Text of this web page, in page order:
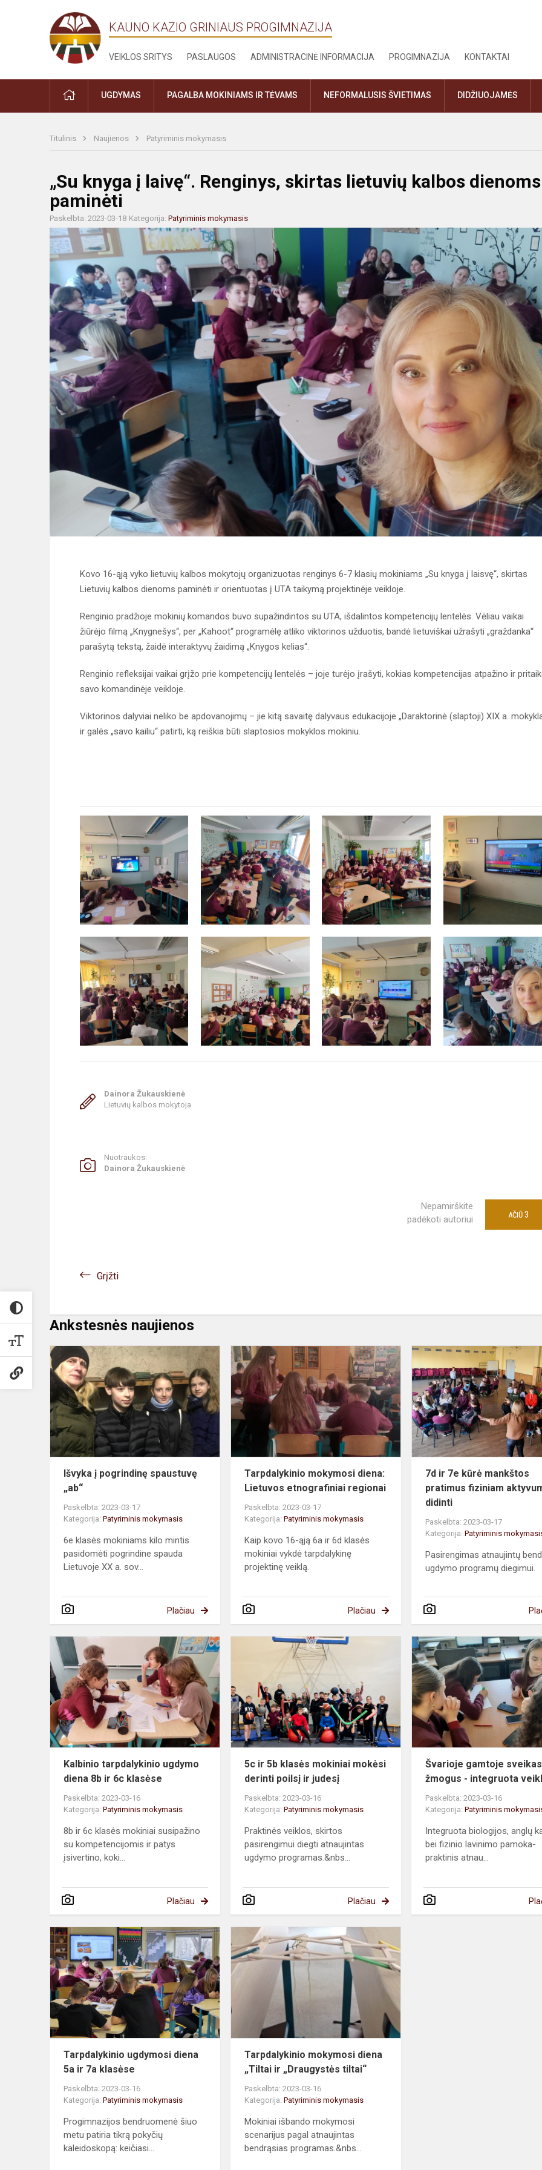
KAUNO KAZIO GRINIAUS PROGIMNAZIJA
VEIKLOS SRITYS PASLAUGOS ADMINISTRACINĖ INFORMACIJA PROGIMNAZIJA KONTAKTAI
PRADŽIAUGDYMAS PAGALBA MOKINIAMS IR TĖVAMS NEFORMALUSIS ŠVIETIMAS DIDŽIUOJAMĖS
Titulinis Naujienos Patyriminis mokymasis
„Su knyga į laivę“. Renginys, skirtas lietuvių kalbos dienoms
paminėti
Paskelbta: 2023-03-18 Kategorija: Patyriminis mokymasis
Kovo 16-ąją vyko lietuvių kalbos mokytojų organizuotas renginys 6-7 klasių mokiniams „Su knyga į laisvę“, skirtas
Lietuvių kalbos dienoms paminėti ir orientuotas į UTA taikymą projektinėje veikloje.
Renginio pradžioje mokinių komandos buvo supažindintos su UTA, išdalintos kompetencijų lentelės. Vėliau vaikai
žiūrėjo filmą „Knygnešys“, per „Kahoot“ programėlę atliko viktorinos užduotis, bandė lietuviškai užrašyti „graždanka“
parašytą tekstą, žaidė interaktyvų žaidimą „Knygos kelias“.
Renginio refleksijai vaikai grįžo prie kompetencijų lentelės – joje turėjo įrašyti, kokias kompetencijas atpažino ir
savo komandinėje veikloje.
Viktorinos dalyviai neliko be apdovanojimų – jie kitą savaitę dalyvaus edukacijoje „Daraktorinė (slaptoji) XIX a.
ir galės „savo kailiu“ patirti, ką reiškia būti slaptosios mokyklos mokiniu.
Dainora Žukauskienė
Lietuvių kalbos mokytoja
Nuotraukos:
Dainora Žukauskienė
Nepamirškite
padėkoti autoriui
AČIŪ 3
Grįžti
Ankstesnės naujienos
Išvyka
pogrindinę
spaustuvę
„ab“
Išvyka į pogrindinę spaustuvę
„ab“
Paskelbta: 2023-03-17
Kategorija: Patyriminis mokymasis
6e klasės mokiniams kilo mintis
pasidomėti pogrindine spauda
Lietuvoje XX a. sov...
Plačiau
Tarpdalykinio
mokymosi
diena:
Lietuvos
etnografiniai
region...
Tarpdalykinio mokymosi diena:
Lietuvos etnografiniai regionai
Paskelbta: 2023-03-17
Kategorija:Patyriminis mokymasis
Kaip kovo 16-ąją 6a ir 6d klasės
mokiniai vykdė tarpdalykinę
projektinę veiklą.
Plačiau
7d ir 7e kūrė mankštos
pratimus fiziniam
didinti
Paskelbta: 2023-03-17
Kategorija:Patyriminis
Pasirengimas atnaujintų
ugdymo programų diegimui.
Kalbinio
tarpdalykinio
ugdymo
diena
8b
klasėse
Kalbinio tarpdalykinio ugdymo
diena 8b ir 6c klasėse
Paskelbta: 2023-03-16
Kategorija: Patyriminis mokymasis
8b ir 6c klasės mokiniai susipažino
su kompetencijomis ir patys
įsivertino, koki...
Plačiau
klasės
mokiniai
mokėsi
derinti
poilsį
5c ir 5b klasės mokiniai mokėsi
derinti poilsį ir judesį
Paskelbta: 2023-03-16
Kategorija:Patyriminis mokymasis
Praktinės veiklos, skirtos
pasirengimui diegti atnaujintas
ugdymo programas.&nbs...
Plačiau
Švarioje gamtoje sveikas
žmogus - integruota
Paskelbta: 2023-03-16
Kategorija:Patyriminis
Integruota biologijos, anglų
bei fizinio lavinimo pamoka-
praktinis atnau...
Tarpdalykinio
ugdymosi
diena
5a
ir
7a
klasėse
Tarpdalykinio ugdymosi diena
5a ir 7a klasėse
Paskelbta: 2023-03-16
Kategorija: Patyriminis mokymasis
Progimnazijos bendruomenė šiuo
metu patiria tikrą pokyčių
kaleidoskopą: keičiasi...
mokymosi
„Tiltai
Tarpdalykinio mokymosi diena
„Tiltai ir „Draugystės tiltai“
Paskelbta: 2023-03-16
Kategorija:Patyriminis mokymasis
Mokiniai išbando mokymosi
scenarijus pagal atnaujintas
bendrąsias programas.&nbs...